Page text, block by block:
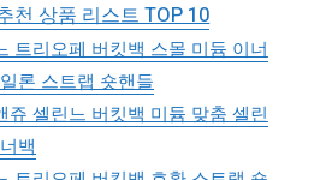
천 상품 리스트 TOP 10
트리오페 버킷백 스몰 미듐 이너
론 스트랩 숏핸들
쥬 셀린느 버킷백 미듐 맞춤 셀린
백